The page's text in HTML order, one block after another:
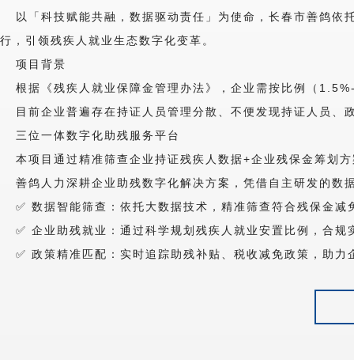
以「科技赋能共融，数据驱动责任」为使命，长春市善鸽
行，引领残疾人就业生态数字化变革。
项目背景
根据《残疾人就业保障金管理办法》，企业需按比例（
目前企业普遍存在持证人员管理分散、不便发现持证人员
三位一体数字化助残服务平台
本项目通过精准筛查企业持证残疾人数据+企业残保金筹划
善鸽人力深耕企业助残数字化解决方案，凭借自主研发的
✅ 数据智能筛查：依托大数据技术，精准筛查符合残保金减
✅ 企业助残就业：通过科学规划残疾人就业安置比例，合规
✅ 政策精准匹配：实时追踪助残补贴、税收减免政策，助力